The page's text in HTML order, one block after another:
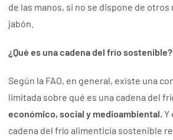
de las manos, si no se dispone de otros
jabón.
¿Qué es una cadena del frío sostenible?
Según la FAO, en general, existe una
limitada sobre qué es una cadena del
económico, social y medioambiental.Y
cadena del frío alimenticia sostenible